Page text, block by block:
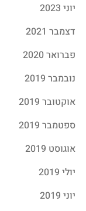
יוני 2023
דצמבר 2021
פברואר 2020
נובמבר 2019
אוקטובר 2019
ספטמבר 2019
אוגוסט 2019
יולי 2019
יוני 2019